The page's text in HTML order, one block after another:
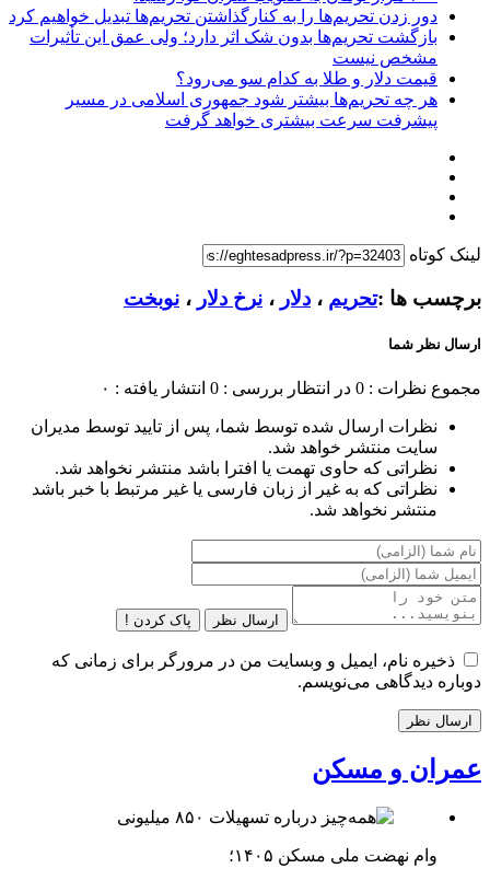
دور زدن تحریم‌ها را به کنارگذاشتن تحریم‌ها تبدیل خواهیم کرد
بازگشت تحریم‌ها بدون شک اثر دارد؛ ولی عمق این تأثیرات
مشخص نیست
قیمت دلار و طلا به کدام سو می‌رود؟
هر چه تحریم‌ها بیشتر شود جمهوری اسلامی در مسیر
پیشرفت سرعت بیشتری خواهد گرفت
لینک کوتاه
برچسب ها :تحریم ، دلار ، نرخ دلار ، نوبخت
ارسال نظر شما
مجموع نظرات : 0 در انتظار بررسی : 0 انتشار یافته : ۰
نظرات ارسال شده توسط شما، پس از تایید توسط مدیران
سایت منتشر خواهد شد.
نظراتی که حاوی تهمت یا افترا باشد منتشر نخواهد شد.
نظراتی که به غیر از زبان فارسی یا غیر مرتبط با خبر باشد
منتشر نخواهد شد.
ارسال نظر پاک کردن !
ذخیره نام، ایمیل و وبسایت من در مرورگر برای زمانی که
دوباره دیدگاهی می‌نویسم.
عمران و مسکن
وام نهضت ملی مسکن ۱۴۰۵؛